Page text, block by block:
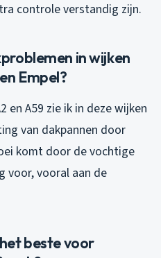
controle verstandig zijn.
in wijken
Empel?
en A59 zie ik in deze wijken
van dakpannen door
komt door de vochtige
voor, vooral aan de
beste voor